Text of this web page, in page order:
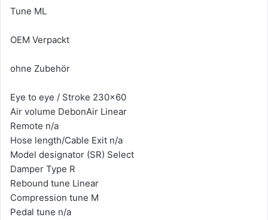
Tune ML
OEM Verpackt
ohne Zubehör
Eye to eye / Stroke 230x60
Air volume DebonAir Linear
Remote n/a
Hose length/Cable Exit n/a
Model designator (SR) Select
Damper Type R
Rebound tune Linear
Compression tune M
Pedal tune n/a